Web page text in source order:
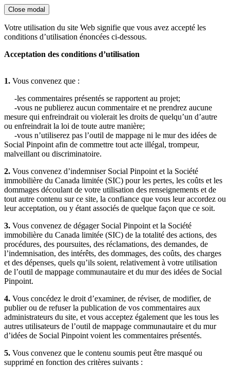
Close modal
Votre utilisation du site Web signifie que vous avez accepté les
conditions d’utilisation énoncées ci-dessous.
Acceptation des conditions d’utilisation
1. Vous convenez que :
-les commentaires présentés se rapportent au projet;
-vous ne publierez aucun commentaire et ne prendrez aucune
mesure qui enfreindrait ou violerait les droits de quelqu’un d’autre
ou enfreindrait la loi de toute autre manière;
-vous n’utiliserez pas l’outil de mappage ni le mur des idées de
Social Pinpoint afin de commettre tout acte illégal, trompeur,
malveillant ou discriminatoire.
2. Vous convenez d’indemniser Social Pinpoint et la Société
immobilière du Canada limitée (SIC) pour les pertes, les coûts et les
dommages découlant de votre utilisation des renseignements et de
tout autre contenu sur ce site, la confiance que vous leur accordez ou
leur acceptation, ou y étant associés de quelque façon que ce soit.
3. Vous convenez de dégager Social Pinpoint et la Société
immobilière du Canada limitée (SIC) de la totalité des actions, des
procédures, des poursuites, des réclamations, des demandes, de
l’indemnisation, des intérêts, des dommages, des coûts, des charges
et des dépenses, quels qu’ils soient, relativement à votre utilisation
de l’outil de mappage communautaire et du mur des idées de Social
Pinpoint.
4. Vous concédez le droit d’examiner, de réviser, de modifier, de
publier ou de refuser la publication de vos commentaires aux
administrateurs du site, et vous acceptez également que les tous les
autres utilisateurs de l’outil de mappage communautaire et du mur
d’idées de Social Pinpoint voient les commentaires présentés.
5. Vous convenez que le contenu soumis peut être masqué ou
supprimé en fonction des critères suivants :